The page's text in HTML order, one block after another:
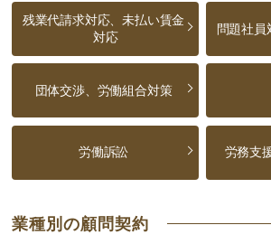
残業代請求対応、未払い賃金
対応
問題社員
団体交渉、労働組合対策
労働訴訟 労務支
業種別の顧問契約